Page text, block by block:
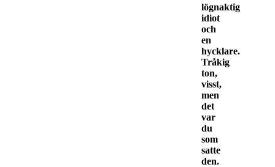
lögnaktig
idiot
och
en
hycklare.
Tråkig
ton,
visst,
men
det
var
du
som
satte
den.